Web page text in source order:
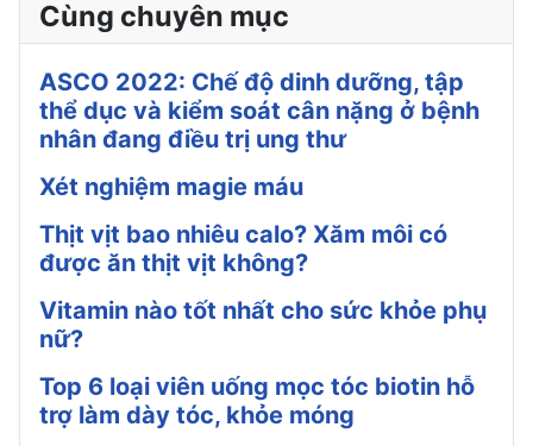
Cùng chuyên mục
ASCO 2022: Chế độ dinh dưỡng, tập
thể dục và kiểm soát cân nặng ở bệnh
nhân đang điều trị ung thư
Xét nghiệm magie máu
Thịt vịt bao nhiêu calo? Xăm môi có
được ăn thịt vịt không?
Vitamin nào tốt nhất cho sức khỏe phụ
nữ?
Top 6 loại viên uống mọc tóc biotin hỗ
trợ làm dày tóc, khỏe móng